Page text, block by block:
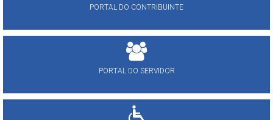
PORTAL DO CONTRIBUINTE
PORTAL DO SERVIDOR